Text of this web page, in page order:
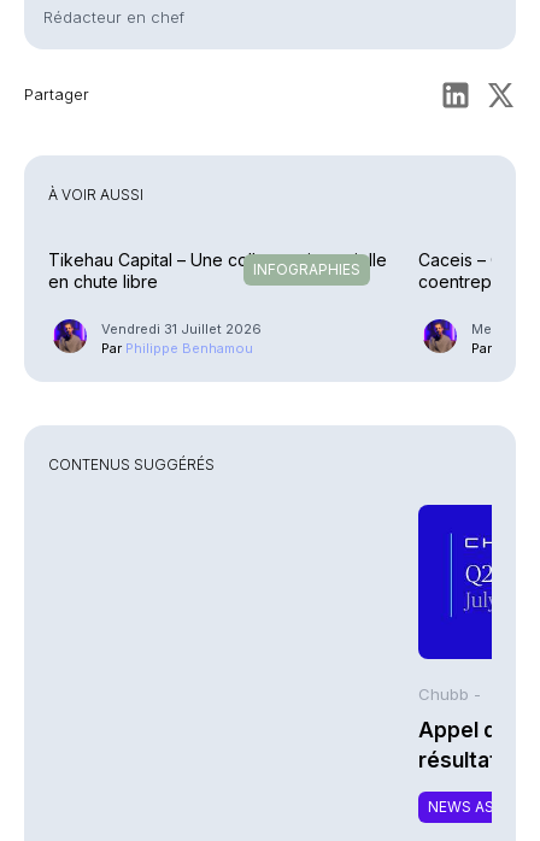
Rédacteur en chef
Partager
À VOIR AUSSI
INFOGRAPHIES
Tikehau Capital – Une collecte trimestrielle
en chute libre
Vendredi 31 Juillet 2026
Par Philippe Benhamou
Caceis –
coentreprise
Mercredi
Par
CONTENUS SUGGÉRÉS
Chubb -
Appel de
résultats
2026 de
NEWS